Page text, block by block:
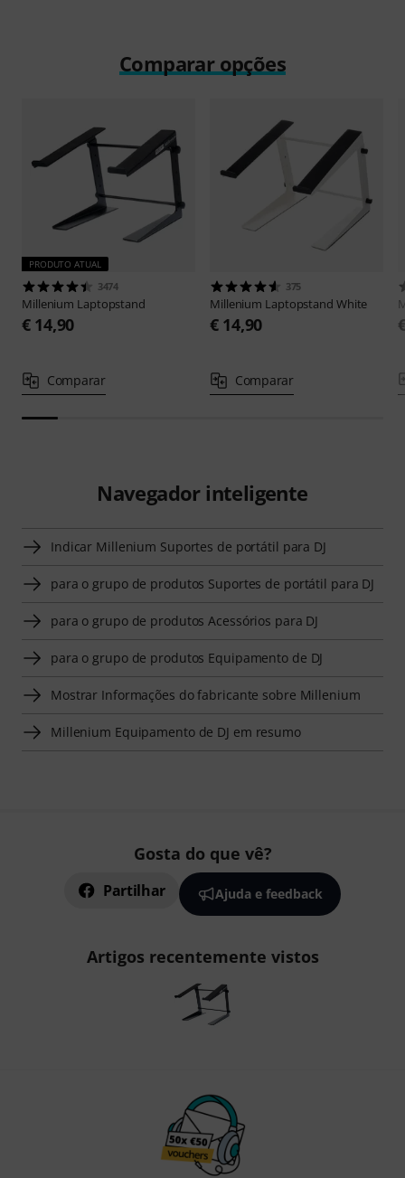
Comparar opções
PRODUTO ATUAL
3474
Millenium Laptopstand
€ 14,90
Comparar
375
Millenium Laptopstand White
€ 14,90
Comparar
Navegador inteligente
Indicar Millenium Suportes de portátil para DJ
para o grupo de produtos Suportes de portátil para DJ
para o grupo de produtos Acessórios para DJ
para o grupo de produtos Equipamento de DJ
Mostrar Informações do fabricante sobre Millenium
Millenium Equipamento de DJ em resumo
Gosta do que vê?
Partilhar Ajuda e feedback
Artigos recentemente vistos